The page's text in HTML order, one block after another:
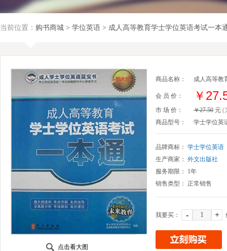
当前位置： 购书商城 > 学位英语 > 成人高等教育学士学位英语考试一本
点击看大图
商品名称： 成人高等教
会 员 价： ￥
市 场 价： ￥27.50 元 (
商品型号：
学士学位英
品牌商标： 学士学位英语
生产商家： 外文出版社
服务期限： 1年
销售类型： 正常销售
我要买： - +